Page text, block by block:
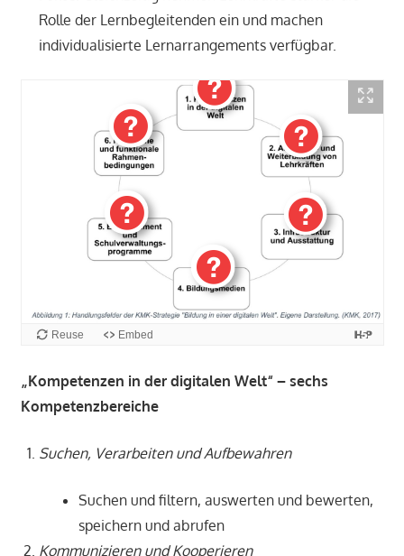
Rolle der Lernbegleitenden ein und machen
individualisierte Lernarrangements verfügbar.
„Kompetenzen in der digitalen Welt“ – sechs
Kompetenzbereiche
Suchen, Verarbeiten und Aufbewahren
Suchen und filtern, auswerten und bewerten,
speichern und abrufen
Kommunizieren und Kooperieren